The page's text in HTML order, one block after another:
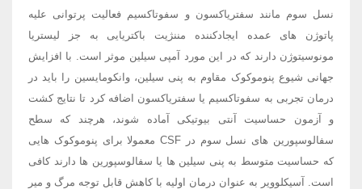
نسل سوم مانند سفتریاکسون و سفوتاکسیم فعالیت پرتوانی علیه
پاتوژن های عمده ایجادکننده مننژیت باکتریایی به جز لیستریا
مونوسیتوژن دارند که در این مورد آمپی سیلین موثر است. با افزایش
جهانی شیوع پنوموکوک مقاوم به پنی سیلین، وانکومایسین را باید در
درمان تجربی به سفوتاکسیم یا سفتریاکسون اضافه کرد تا نتایج کشت
و آزمون حساسیت آنتی بیوتیکی آماده شوند، هرچند که سطح
سفالوسپورین های نسل سوم در CSF معمولا برای پنوموکوک هایی
که حساسیت متوسط به پنی سیلین ها یا سفالوسپورین ها دارند کافی
است. آسیکلوویر به عنوان درمان اولیه با کاهش قابل توجه مرگ و میر